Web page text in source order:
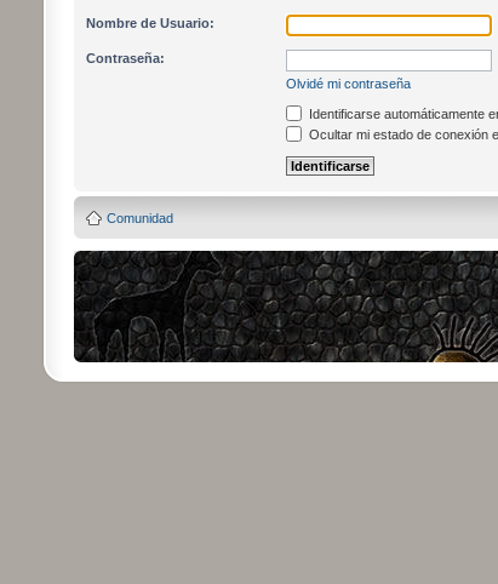
Nombre de Usuario:
Contraseña:
Olvidé mi contraseña
Identificarse automáticamente
Ocultar mi estado de conexión
Comunidad